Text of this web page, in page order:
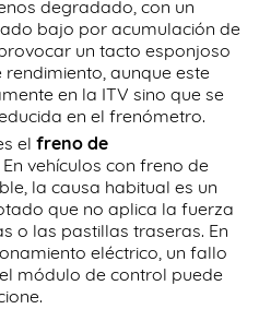
degradado, con un
bajo por acumulación de
un tacto esponjoso
aunque este
en la ITV sino que se
en el frenómetro.
el freno de
En vehículos con freno de
la causa habitual es un
que no aplica la fuerza
o las pastillas traseras. En
eléctrico, un fallo
módulo de control puede